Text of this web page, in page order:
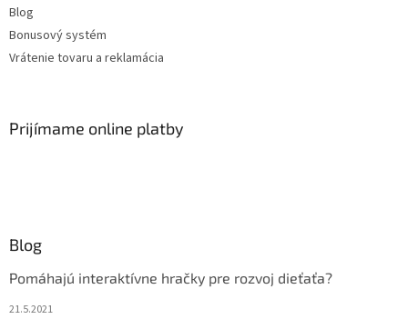
Blog
Bonusový systém
Vrátenie tovaru a reklamácia
Prijímame online platby
Blog
Pomáhajú interaktívne hračky pre rozvoj dieťaťa?
21.5.2021